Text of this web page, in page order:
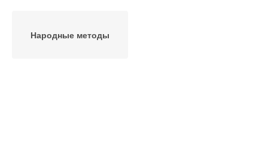
Народные методы